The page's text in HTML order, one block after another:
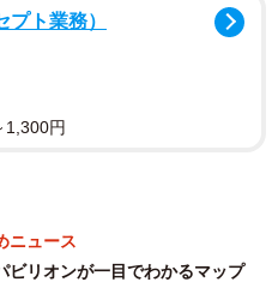
を貼付の発想もこの方！）
入り
ト
ト業務）
1,300円
ニュース
ビリオンが一目でわかるマップ